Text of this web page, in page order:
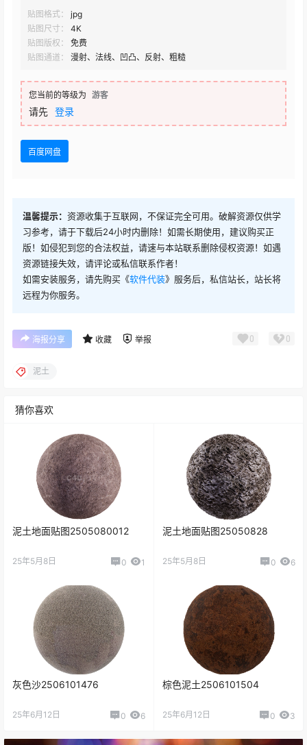
贴图格式：
jpg
贴图尺寸：
4K
贴图版权：
免费
贴图通道：
漫射、法线、凹凸、反射、粗糙
您当前的等级为 游客
请先 登录
百度网盘
温馨提示： 资源收集于互联网，不保证完全可用。破解资源仅供学
习参考，请于下载后24小时内删除！如需长期使用，建议购买正
版！如侵犯到您的合法权益，请速与本站联系删除侵权资源！如遇
资源链接失效，请评论或私信联系作者！
如需安装服务，请先购买《软件代装》服务后，私信站长，站长将
远程为你服务。
海报分享 收藏 举报 0 0
泥土
猜你喜欢
泥土地面贴图2505080012
25年5月8日 0 1
泥土地面贴图25050828
25年5月8日 0 6
灰色沙2506101476
25年6月12日 0 6
棕色泥土2506101504
25年6月12日 0 3